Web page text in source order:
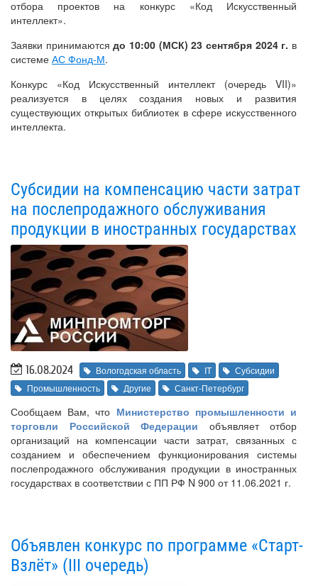
отбора проектов на конкурс «Код Искусственный
интеллект».
Заявки принимаютсядо 10:00 (МСК) 23 сентября 2024 г. в
системе АС Фонд-М.
Конкурс «Код Искусственный интеллект (очередь VII)»
реализуется в целях создания новых и развития
существующих открытых библиотек в сфере искусственного
интеллекта.
Субсидии на компенсацию части затрат
на послепродажного обслуживания
продукции в иностранных государствах
16.08.2024 Вологодская область IT
Субсидии
Промышленность
Другие Санкт-Петербург
Сообщаем Вам, что Министерство промышленности и
торговли Российской Федерации объявляет отбор
организаций на компенсации части затрат, связанных с
созданием и обеспечением функционирования системы
послепродажного обслуживания продукции в иностранных
государствах в соответствии с ПП РФ N 900 от 11.06.2021 г.
Объявлен конкурс по программе «Старт-
Взлёт» (III очередь)